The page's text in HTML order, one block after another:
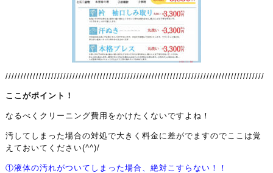
/////////////////////////////////////////////////////////////////////////////////////
ここがポイント！
なるべくクリーニング費用をかけたくないですよね！
汚してしまった場合の対処で大きく料金に差がでますのでここは覚
えておいてください(^^)/
①液体の汚れがついてしまった場合、絶対こすらない！！